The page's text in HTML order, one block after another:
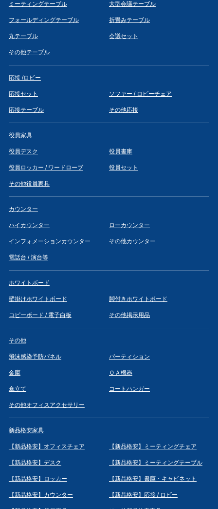
ミーティングテーブル 大型会議テーブル
フォールディングテーブル 折畳みテーブル
丸テーブル 会議セット
その他テーブル
応接 /ロビー
応接セット ソファー / ロビーチェア
応接テーブル その他応接
役員家具
役員デスク 役員書庫
役員ロッカー / ワードローブ 役員セット
その他役員家具
カウンター
ハイカウンター ローカウンター
インフォメーションカウンター その他カウンター
電話台 / 演台等
ホワイトボード
壁掛けホワイトボード 脚付きホワイトボード
コピーボード / 電子白板 その他掲示用品
その他
飛沫感染予防パネル パーティション
金庫 ＯＡ機器
傘立て コートハンガー
その他オフィスアクセサリー
新品格安家具
【新品格安】オフィスチェア 【新品格安】ミーティングチェア
【新品格安】デスク 【新品格安】ミーティングテーブル
【新品格安】ロッカー 【新品格安】書庫・キャビネット
【新品格安】カウンター 【新品格安】応接 / ロビー